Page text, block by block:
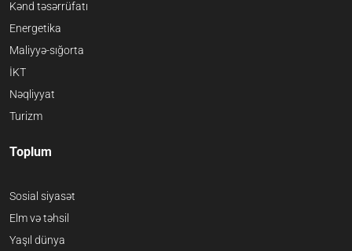
Kənd təsərrüfatı
Energetika
Maliyyə-sığorta
İKT
Nəqliyyat
Turizm
Toplum
Sosial siyasət
Elm və təhsil
Yaşıl dünya